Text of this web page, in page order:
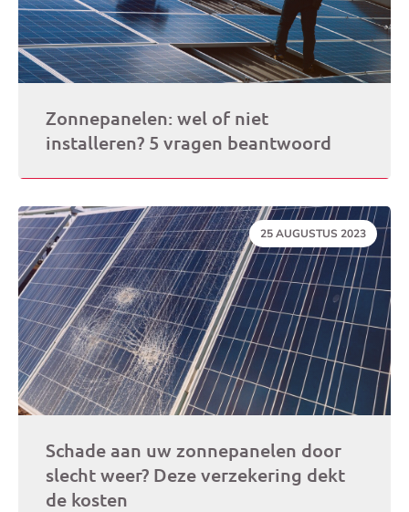
Zonnepanelen: wel of niet
installeren? 5 vragen beantwoord
DATUM:
25 AUGUSTUS 2023
Schade aan uw zonnepanelen door
slecht weer? Deze verzekering dekt
de kosten